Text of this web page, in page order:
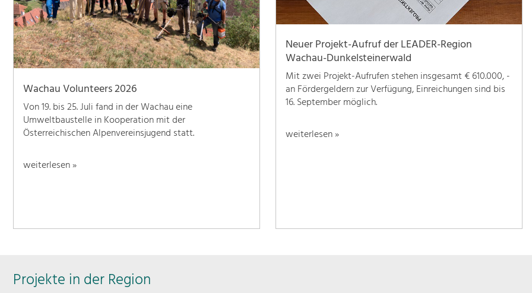
Wachau Volunteers 2026
Von 19. bis 25. Juli fand in der Wachau eine
Umweltbaustelle in Kooperation mit der
Österreichischen Alpenvereinsjugend statt.
weiterlesen »
Neuer Projekt-Aufruf der LEADER-Region
Wachau-Dunkelsteinerwald
Mit zwei Projekt-Aufrufen stehen insgesamt € 610.000, -
an Fördergeldern zur Verfügung, Einreichungen sind bis
16. September möglich.
weiterlesen »
Projekte in der Region